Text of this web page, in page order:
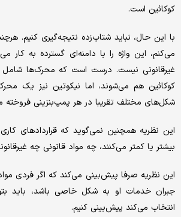
کوکائین است.
با این حال، نباید شتاب‌زده نتیجه‌گیری کنیم.
می‌کنم، این واژه را با دامنه‌ای گسترده به کار
غیرقانونی نیست. درست است که محرک‌ها شامل
کوکائین هم می‌شوند، اما نیکوتین نیز یک
شکل‌های مختلف تقریبا در هر پمپ‌بنزینی
این نظریه همچنین نمی‌گوید که قراردادهای
بیشتر یا کمتر می‌کنند، چه مواد قانونی چه
این نظریه صرفا پیش‌بینی می‌کند که اگر فردی
جبران خدمات او به شکل خاصی باشد، باید
انتخاب می‌کند پیش‌بینی کنیم.